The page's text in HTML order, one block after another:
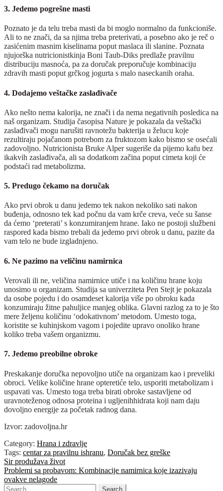
3. Jedemo pogrešne masti
Poznato je da telu treba masti da bi moglo normalno da funkcioniše.
Ali to ne znači, da sa njima treba preterivati, a posebno ako je reč o
zasićenim masnim kiselinama poput maslaca ili slanine. Poznata
njujorška nutricionistkinja Boni Taub-Diks predlaže pravilnu
distribuciju masnoća, pa za doručak preporučuje kombinaciju
zdravih masti poput grčkog jogurta s malo naseckanih oraha.
4. Dodajemo veštačke zaslađivače
Ako nešto nema kalorija, ne znači i da nema negativnih posledica na
naš organizam. Studija časopisa Nature je pokazala da veštački
zaslađivači mogu narušiti ravnotežu bakterija u želucu koje
rezultiraju pojačanom potrebom za fruktozom kako bismo se osećali
zadovoljno. Nutricionista Bruke Alper sugeriše da pijemo kafu bez
ikakvih zaslađivača, ali sa dodatkom začina poput cimeta koji će
podstaći rad metabolizma.
5. Predugo čekamo na doručak
Ako prvi obrok u danu jedemo tek nakon nekoliko sati nakon
buđenja, odnosno tek kad počnu da vam krče creva, veće su šanse
da ćemo ‘preterati’ s konzumiranjem hrane. Iako ne postoji službeni
raspored kada bismo trebali da jedemo prvi obrok u danu, pazite da
vam telo ne bude izgladnjeno.
6. Ne pazimo na veličinu namirnica
Verovali ili ne, veličina namirnice utiče i na količinu hrane koju
unosimo u organizam. Studija sa univerziteta Pen Stejt je pokazala
da osobe pojedu i do osamdeset kalorija više po obroku kada
konzumiraju žitne pahuljice manjeg oblika. Glavni razlog za to je što
mere željenu količinu ‘odokativnom’ metodom. Umesto toga,
koristite se kuhinjskom vagom i pojedite upravo onoliko hrane
koliko treba vašem organizmu.
7. Jedemo preobilne obroke
Preskakanje doručka nepovoljno utiče na organizam kao i preveliki
obroci. Velike količine hrane opteretiće telo, usporiti metabolizam i
uspavati vas. Umesto toga treba birati obroke sastavljene od
uravnoteženog odnosa proteina i ugljenihhidrata koji nam daju
dovoljno energije za početak radnog dana.
Izvor: zadovoljna.hr
Category: Hrana i zdravlje
Tags: centar za pravilnu ishranu, Doručak bez greške
Post
navigation
Previous
post:
Sir produžava život
Next
post:
Problemi sa probavom: Kombinacije namirnica koje izazivaju
ovakve nelagode
Search